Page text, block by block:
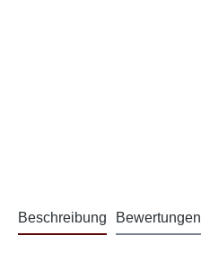
Beschreibung Bewertungen